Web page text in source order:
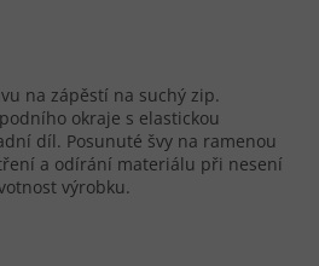
na zápěstí na suchý zip.
okraje s elastickou
díl. Posunuté švy na ramenou
a odírání materiálu při nesení
výrobku.